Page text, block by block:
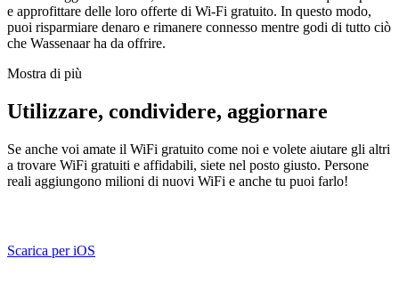
e approfittare delle loro offerte di Wi-Fi gratuito. In questo modo,
puoi risparmiare denaro e rimanere connesso mentre godi di tutto ciò
che Wassenaar ha da offrire.
Mostra di più
Utilizzare, condividere, aggiornare
Se anche voi amate il WiFi gratuito come noi e volete aiutare gli altri
a trovare WiFi gratuiti e affidabili, siete nel posto giusto. Persone
reali aggiungono milioni di nuovi WiFi e anche tu puoi farlo!
Scarica per iOS